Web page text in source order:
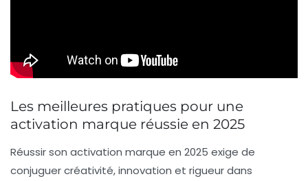
Les meilleures pratiques pour une
activation marque réussie en 2025
Réussir son activation marque en 2025 exige de
conjuguer créativité, innovation et rigueur dans